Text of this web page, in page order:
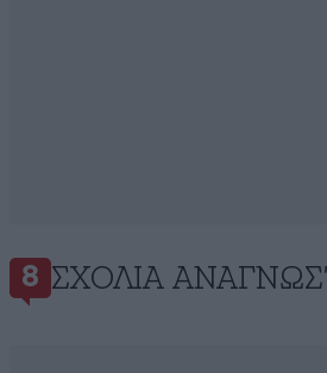
8 ΣΧΌΛΙΑ